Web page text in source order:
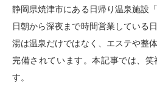
静岡県焼津市にある日帰り温泉施設
日朝から深夜まで時間営業している
湯は温泉だけではなく、エステや整
完備されています。本記事では、
す。